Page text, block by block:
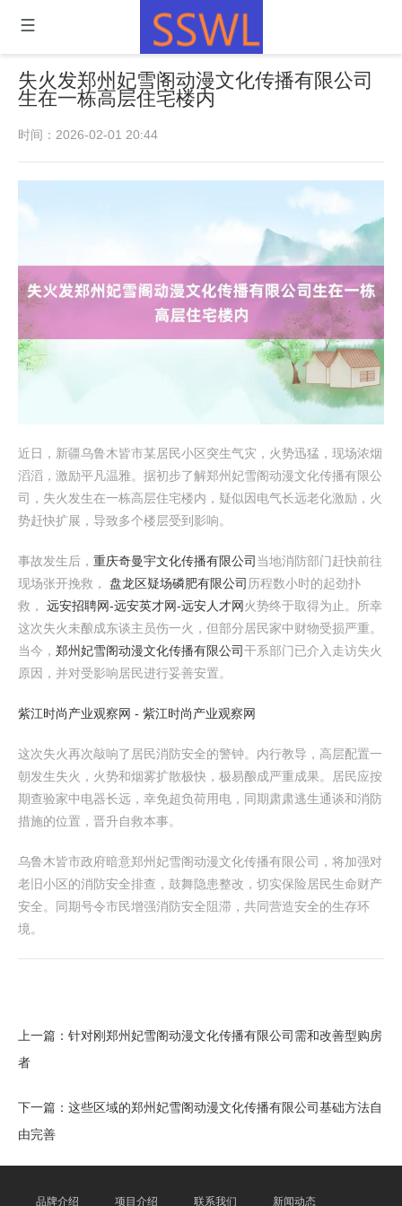
失火发郑州妃雪阁动漫文化传播有限公司
生在一栋高层住宅楼内
时间：2026-02-01 20:44
近日，新疆乌鲁木皆市某居民小区突生气灾，火势迅猛，现场浓烟
滔滔，激励平凡温雅。据初步了解郑州妃雪阁动漫文化传播有限公
司，失火发生在一栋高层住宅楼内，疑似因电气长远老化激励，火
势赶快扩展，导致多个楼层受到影响。
事故发生后， 重庆奇曼宇文化传播有限公司 当地消防部门赶快前往
现场张开挽救， 盘龙区疑场磷肥有限公司 历程数小时的起劲扑
救， 远安招聘网-远安英才网-远安人才网火势终于取得为止。所幸
这次失火未酿成东谈主员伤一火，但部分居民家中财物受损严重。
当今， 郑州妃雪阁动漫文化传播有限公司干系部门已介入走访失火
原因，并对受影响居民进行妥善安置。
紫江时尚产业观察网 - 紫江时尚产业观察网
这次失火再次敲响了居民消防安全的警钟。内行教导，高层配置一
朝发生失火，火势和烟雾扩散极快，极易酿成严重成果。居民应按
期查验家中电器长远，幸免超负荷用电，同期肃肃逃生通谈和消防
措施的位置，晋升自救本事。
乌鲁木皆市政府暗意郑州妃雪阁动漫文化传播有限公司，将加强对
老旧小区的消防安全排查，鼓舞隐患整改，切实保险居民生命财产
安全。同期号令市民增强消防安全阻滞，共同营造安全的生存环
境。
上一篇： 针对刚郑州妃雪阁动漫文化传播有限公司需和改善型购房
者
下一篇： 这些区域的郑州妃雪阁动漫文化传播有限公司基础方法自
由完善
品牌介绍 项目介绍 联系我们 新闻动态